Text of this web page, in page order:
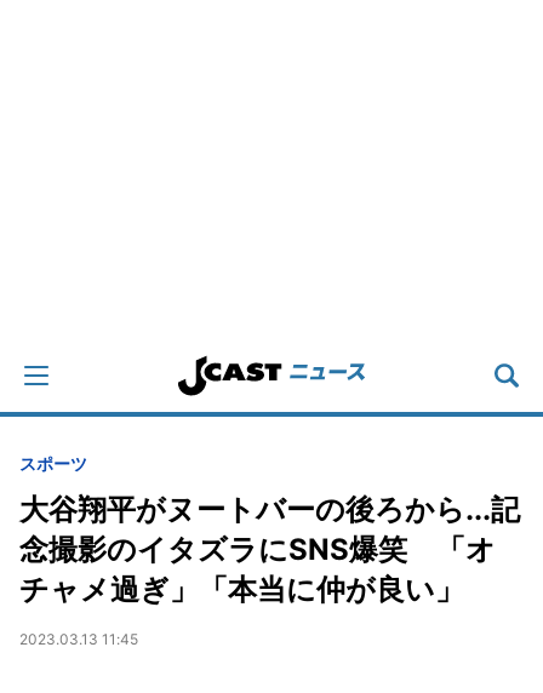
スポーツ
大谷翔平がヌートバーの後ろから...記
念撮影のイタズラにSNS爆笑 「オ
チャメ過ぎ」「本当に仲が良い」
2023.03.13 11:45